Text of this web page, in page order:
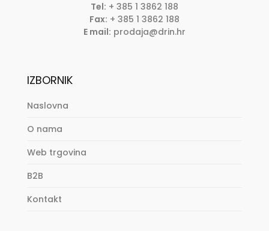
Tel: + 385 1 3862 188
Fax: + 385 1 3862 188
E mail: prodaja@drin.hr
IZBORNIK
Naslovna
O nama
Web trgovina
B2B
Kontakt